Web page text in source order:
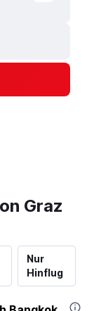
Graz
Nur
Hinflug